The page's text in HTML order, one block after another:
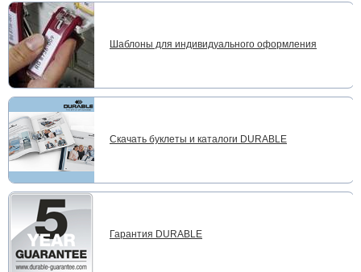
Шаблоны для индивидуального оформления
Скачать буклеты и каталоги DURABLE
Гарантия DURABLE